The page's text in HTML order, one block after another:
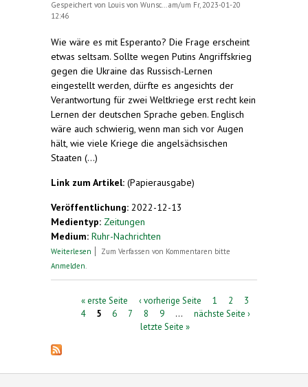
Gespeichert von Louis von Wunsc...
am/um Fr, 2023-01-20
12:46
Wie wäre es mit Esperanto? Die Frage erscheint
etwas seltsam. Sollte wegen Putins Angriffskrieg
gegen die Ukraine das Russisch-Lernen
eingestellt werden, dürfte es angesichts der
Verantwortung für zwei Weltkriege erst recht kein
Lernen der deutschen Sprache geben. Englisch
wäre auch schwierig, wenn man sich vor Augen
hält, wie viele Kriege die angelsächsischen
Staaten (...)
Link zum Artikel: (Papierausgabe)
Veröffentlichung: 2022-12-13
Medientyp: Zeitungen
Medium: Ruhr-Nachrichten
Weiterlesen über Zu unserem Artikel " Russisch lernen trotz
Zum Verfassen von Kommentaren bitte
Anmelden
Seiten« erste Seite ‹ vorherige Seite 1 2
3
4
5 6 7 8 9 …
nächste Seite ›
letzte Seite »